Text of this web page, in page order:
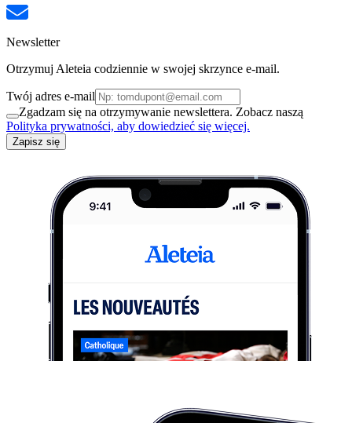
Newsletter
Otrzymuj Aleteia codziennie w swojej skrzynce e-mail.
Twój adres e-mail
Zgadzam się na otrzymywanie newslettera. Zobacz naszą
Polityka prywatności, aby dowiedzieć się więcej.
Zapisz się